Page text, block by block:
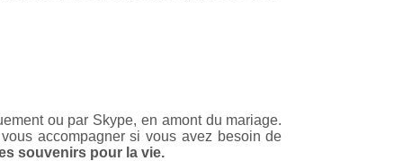
ou par Skype, en amont du mariage.
accompagner si vous avez besoin de
souvenirs pour la vie.